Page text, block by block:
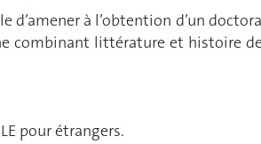
d’amener à l’obtention d’un
combinant littérature et histoire
pour étrangers.